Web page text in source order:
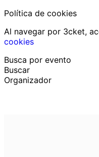
Política de cookies
Al navegar por 3cket,
cookies
Busca por evento
Buscar
Organizador